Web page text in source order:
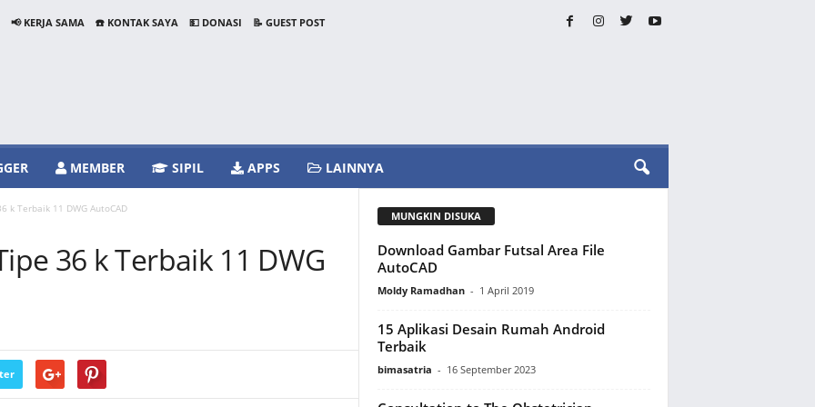
📢 KERJA SAMA ☎️ KONTAK SAYA 💵 DONASI
📝 GUEST POST
MEMBER SIPIL APPS LAINNYA
k Terbaik 11 DWG AutoCAD
36 k Terbaik 11 DWG
MUNGKIN DISUKA
Download Gambar Futsal Area File
AutoCAD
Moldy Ramadhan - 1 April 2019
15 Aplikasi Desain Rumah Android
Terbaik
bimasatria - 16 September 2023